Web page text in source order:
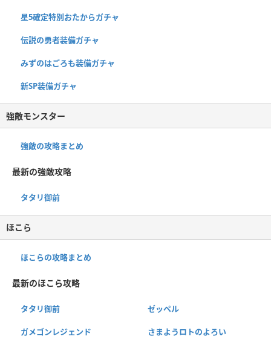
星5確定特別おたからガチャ
伝説の勇者装備ガチャ
みずのはごろも装備ガチャ
新SP装備ガチャ
強敵モンスター
強敵の攻略まとめ
最新の強敵攻略
タタリ御前
ほこら
ほこらの攻略まとめ
最新のほこら攻略
タタリ御前 ゼッペル
ガメゴンレジェンド さまようロトのよろい